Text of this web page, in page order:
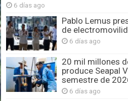
6 días ago
Pablo Lemus
de
6 días ago
20 mil millones
produce Seapal
semestre de
6 días ago